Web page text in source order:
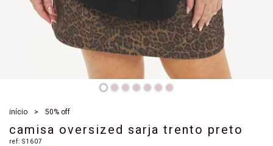
início 50% off
camisa oversized sarja trento preto
ref: S1607